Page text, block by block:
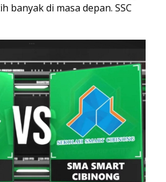
banyak di masa depan. SSC